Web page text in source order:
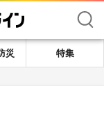
検索
災
特集